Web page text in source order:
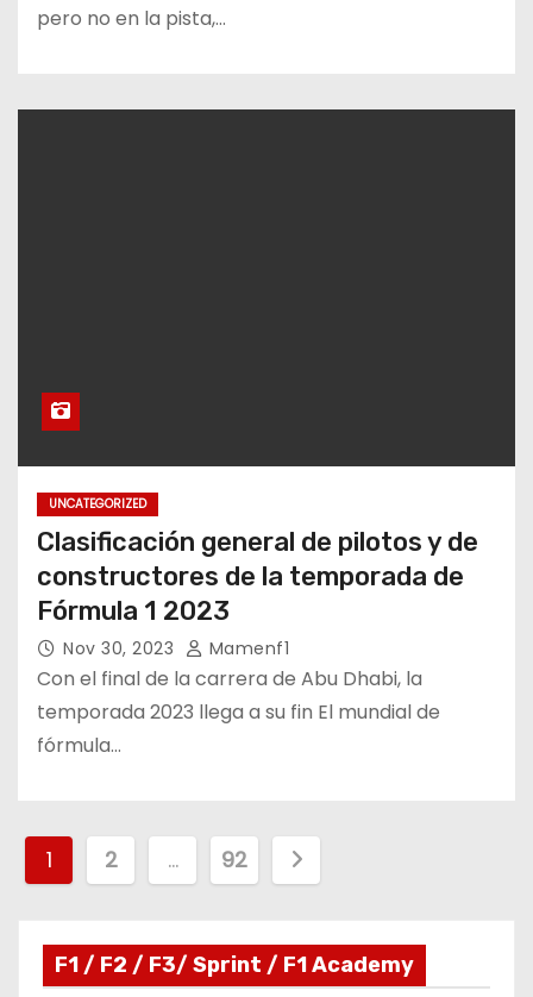
pero no en la pista,…
UNCATEGORIZED
Clasificación general de pilotos y de
constructores de la temporada de
Fórmula 1 2023
Nov 30, 2023 Mamenf1
Con el final de la carrera de Abu Dhabi, la
temporada 2023 llega a su fin El mundial de
fórmula…
1 2 … 92
F1 / F2 / F3/ Sprint / F1 Academy